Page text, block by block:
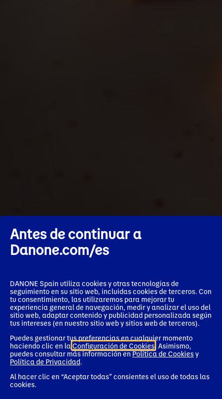
Antes de continuar a
Danone.com/es
DANONE Spain utiliza cookies y otras tecnologías de
seguimiento en su sitio web, incluidas cookies de terceros. Con
tu consentimiento, las utilizaremos para mejorar tu
experiencia general de navegación, medir y analizar el uso del
sitio web, adaptar contenido y publicidad personalizada según
tus intereses (en nuestro sitio web y sitios web de terceros).
Puedes gestionar tus preferencias en cualquier momento
haciendo clic en la Configuración de Cookies. Asimismo,
puedes consultar más información enPolítica de Cookiesy
Política de Privacidad.
Al hacer clic en “Aceptar todas” consientes el uso de todas las
cookies.
We’ve detected your market and
language as:
United States - English
Go to Danone Global (EN)
Remember my choice